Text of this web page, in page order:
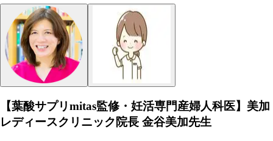
【葉酸サプリmitas監修・妊活専門産婦人科医】美加
レディースクリニック院長 金谷美加先生